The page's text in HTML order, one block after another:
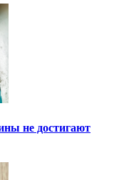
не достигают